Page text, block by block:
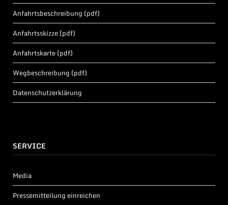
Anfahrtsbeschreibung (pdf)
Anfahrtsskizze (pdf)
Anfahrtskarte (pdf)
Wegbeschreibung (pdf)
Datenschutzerklärung
SERVICE
Media
Pressemitteilung einreichen